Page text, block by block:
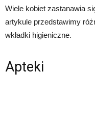
Wiele kobiet zastanawia
artykule przedstawimy
wkładki higieniczne.
Apteki